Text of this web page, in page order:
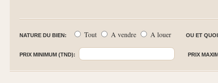
NATURE DU BIEN: Tout A vendre A louer OU ET
PRIX MINIMUM (TND): PRIX